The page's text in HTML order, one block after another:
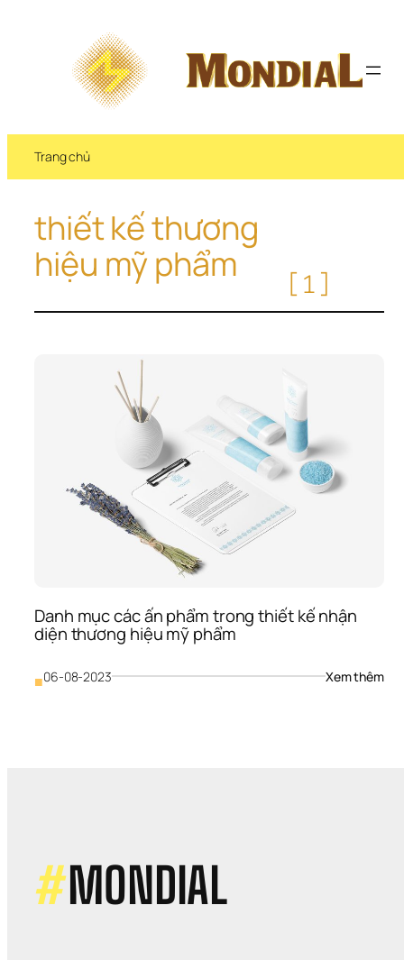
Trang chủ
thiết kế thương
hiệu mỹ phẩm
[1]
Danh mục các ấn phẩm trong thiết kế nhận
diện thương hiệu mỹ phẩm
■06-08-2023 Xem thêm:
#MONDIAL